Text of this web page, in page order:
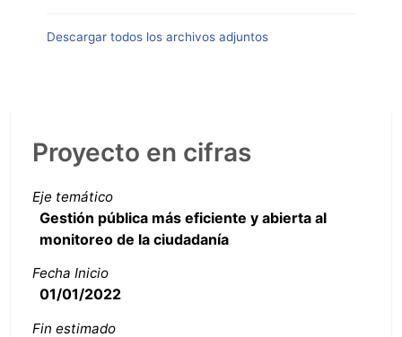
Descargar todos los archivos adjuntos
Proyecto en cifras
Eje temático
Gestión pública más eficiente y abierta al
monitoreo de la ciudadanía
Fecha Inicio
01/01/2022
Fin estimado